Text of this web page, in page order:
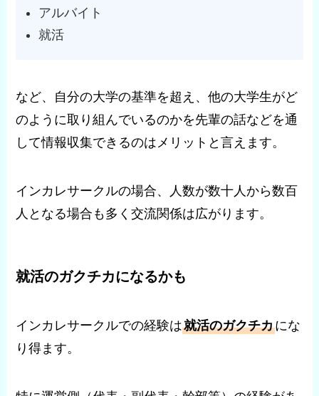
アルバイト
就活
など、自分の大学の基準を超え、他の大学生がど
のように取り組んでいるのかを先輩の話などを通
して情報収集できるのはメリットと言えます。
インカレサークルの場合、人数が数十人から数百
人となる場合も多く交流関係は広がります。
就活のガクチカになるかも
インカレサークルでの経験は就活のガクチカにな
り得ます。